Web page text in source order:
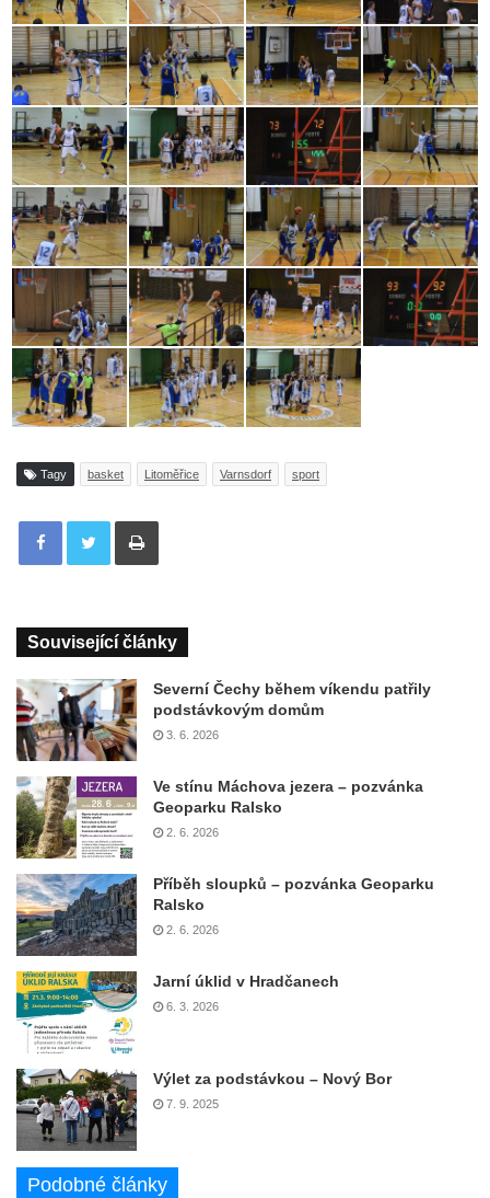
Tagy basket Litoměřice Varnsdorf sport
Tisknout
Související články
Severní Čechy během víkendu patřily
podstávkovým domům
3. 6. 2026
Ve stínu Máchova jezera – pozvánka
Geoparku Ralsko
2. 6. 2026
Příběh sloupků – pozvánka Geoparku
Ralsko
2. 6. 2026
Jarní úklid v Hradčanech
6. 3. 2026
Výlet za podstávkou – Nový Bor
7. 9. 2025
Podobné články